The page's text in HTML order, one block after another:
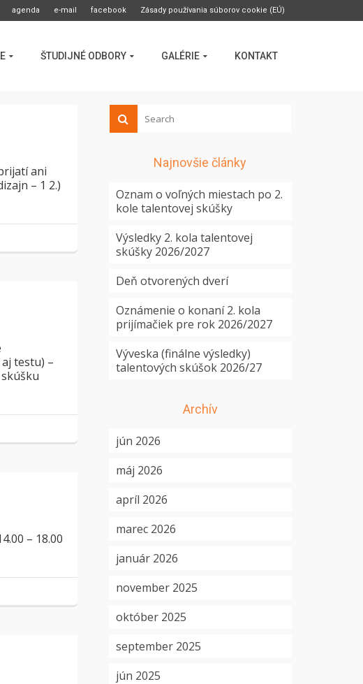
agenda e-mail facebook Zásady používania súborov cookie (EÚ)
ŠTUDIJNÉ ODBORY GALÉRIE KONTAKT
ani
– 1 2.)
testu) –
– 18.00
Najnovšie články
Oznam o voľných miestach po 2.
kole talentovej skúšky
Výsledky 2. kola talentovej
skúšky 2026/2027
Deň otvorených dverí
Oznámenie o konaní 2. kola
prijímačiek pre rok 2026/2027
Výveska (finálne výsledky)
talentových skúšok 2026/27
Archív
jún 2026
máj 2026
apríl 2026
marec 2026
január 2026
november 2025
október 2025
september 2025
jún 2025